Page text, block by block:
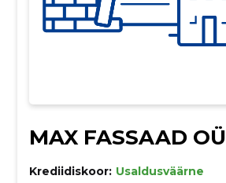
MAX FASSAAD OÜ
Krediidiskoor: Usaldusväärne